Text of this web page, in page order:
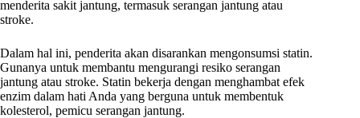
menderita sakit jantung, termasuk serangan jantung atau
stroke.
Dalam hal ini, penderita akan disarankan mengonsumsi statin.
Gunanya untuk membantu mengurangi resiko serangan
jantung atau stroke. Statin bekerja dengan menghambat efek
enzim dalam hati Anda yang berguna untuk membentuk
kolesterol, pemicu serangan jantung.